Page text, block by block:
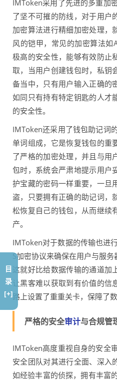
IMToken采用了先进的多重加
了坚不可摧的防线，对于用户
加密算法进行精细加密处理，
风的铠甲，常见的加密算法如
极高的安全性，能够有效防止
取，当用户创建钱包时，私钥
备当中，只有用户输入正确的
如同只有持有特定钥匙的人才
的安全性。
IMToken还采用了钱包助记词
单词组成，它是恢复钱包的重
了严格的加密处理，并且与用
包时，系统会严肃地提示用户
护宝藏的密码一样重要，一旦
盗，只要拥有正确的助记词，
松恢复自己的钱包，从而继续
产。
IMToken对于数据的传输也进
S加密协议来确保在用户与服务
这就好比给数据传输的通道加
让黑客难以获取到有价值的
路上设置了重重关卡，保障了
严格的安全审计与合规管
IMToken高度重视自身的安全
安全团队对其进行全面、深入
如经验丰富的侦探，拥有丰富
目
录
[+]